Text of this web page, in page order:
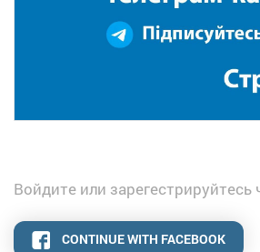
Войдите или зарегестрируйтесь
CONTINUE WITH FACEBOOK